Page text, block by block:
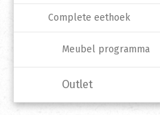
Complete eethoek
Meubel programma
Outlet